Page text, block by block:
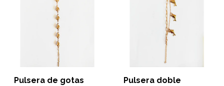
Pulsera de gotas
Pulsera doble